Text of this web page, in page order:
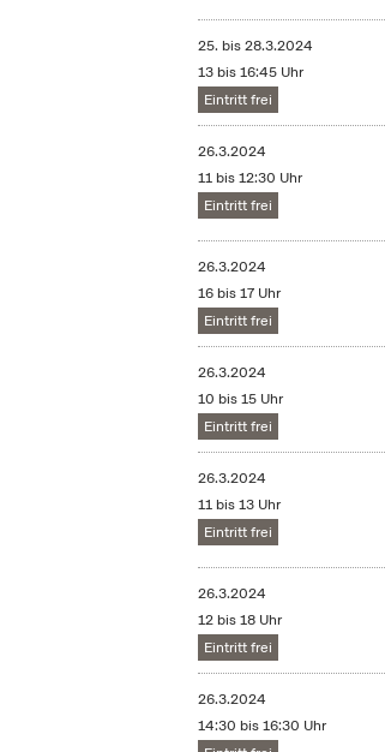
25. bis28.3.2024
13 bis 16:45 Uhr
Eintritt frei
26.3.2024
11 bis 12:30 Uhr
Eintritt frei
26.3.2024
16 bis 17 Uhr
Eintritt frei
26.3.2024
10 bis 15 Uhr
Eintritt frei
26.3.2024
11 bis 13 Uhr
Eintritt frei
26.3.2024
12 bis 18 Uhr
Eintritt frei
26.3.2024
14:30 bis 16:30 Uhr